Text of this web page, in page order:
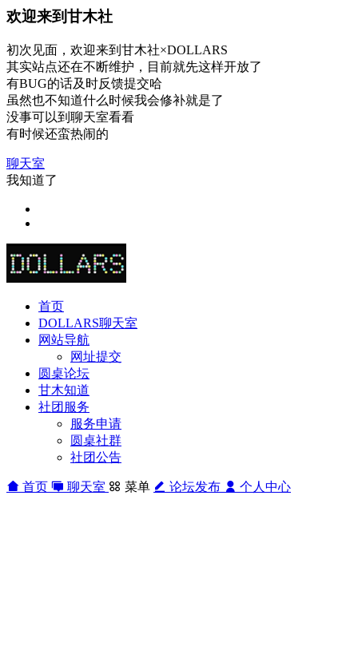
欢迎来到甘木社
初次见面，欢迎来到甘木社×DOLLARS
其实站点还在不断维护，目前就先这样开放了
有BUG的话及时反馈提交哈
虽然也不知道什么时候我会修补就是了
没事可以到聊天室看看
有时候还蛮热闹的
聊天室
我知道了
首页
DOLLARS聊天室
网站导航
网址提交
圆桌论坛
甘木知道
社团服务
服务申请
圆桌社群
社团公告
首页 聊天室 菜单 论坛发布 个人中心